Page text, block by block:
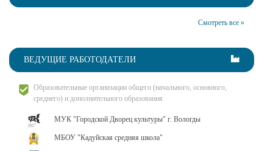
Смотреть все »
ВЕДУЩИЕ РАБОТОДАТЕЛИ
Образовательные организации общего (начального, основного,
среднего) и дополнительного образования
МУК "Городской Дворец культуры" г. Вологды
МБОУ "Кадуйская средняя школа"